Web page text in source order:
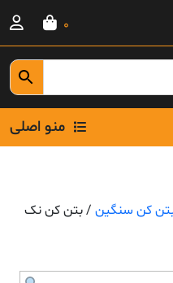
0
منو اصلی
کن سنگین / بتن کن نک